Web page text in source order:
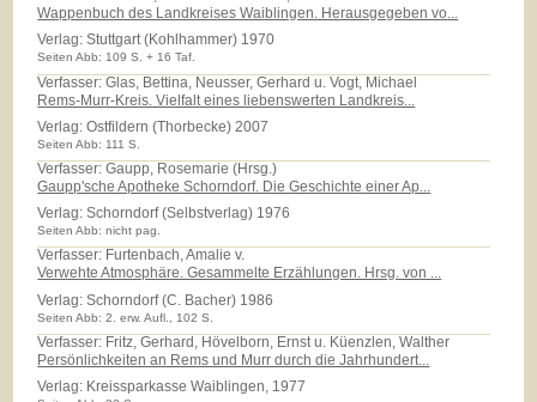
Wappenbuch des Landkreises Waiblingen. Herausgegeben vo...
Verlag:Stuttgart (Kohlhammer) 1970
Seiten Abb: 109 S. + 16 Taf.
Verfasser: Glas, Bettina, Neusser, Gerhard u. Vogt, Michael
Rems-Murr-Kreis. Vielfalt eines liebenswerten Landkreis...
Verlag:Ostfildern (Thorbecke) 2007
Seiten Abb: 111 S.
Verfasser: Gaupp, Rosemarie (Hrsg.)
Gaupp'sche Apotheke Schorndorf. Die Geschichte einer Ap...
Verlag:Schorndorf (Selbstverlag) 1976
Seiten Abb: nicht pag.
Verfasser: Furtenbach, Amalie v.
Verwehte Atmosphäre. Gesammelte Erzählungen. Hrsg. von ...
Verlag:Schorndorf (C. Bacher) 1986
Seiten Abb: 2. erw. Aufl., 102 S.
Verfasser: Fritz, Gerhard, Hövelborn, Ernst u. Küenzlen, Walther
Persönlichkeiten an Rems und Murr durch die Jahrhundert...
Verlag: Kreissparkasse Waiblingen, 1977